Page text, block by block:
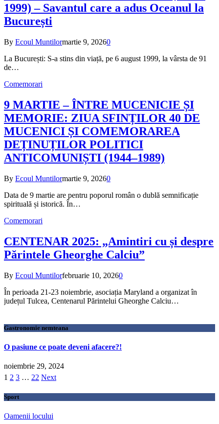
1999) – Savantul care a adus Oceanul la
București
By Ecoul Muntilormartie 9, 20260
La București: S-a stins din viață, pe 6 august 1999, la vârsta de 91
de…
Comemorari
9 MARTIE – ÎNTRE MUCENICIE ȘI
MEMORIE: ZIUA SFINȚILOR 40 DE
MUCENICI ȘI COMEMORAREA
DEȚINUȚILOR POLITICI
ANTICOMUNIȘTI (1944–1989)
By Ecoul Muntilormartie 9, 20260
Data de 9 martie are pentru poporul român o dublă semnificație
spirituală și istorică. În…
Comemorari
CENTENAR 2025: „Amintiri cu și despre
Părintele Gheorghe Calciu”
By Ecoul Muntilorfebruarie 10, 20260
În perioada 21-23 noiembrie, asociația Maryland a organizat în
județul Tulcea, Centenarul Părintelui Gheorghe Calciu…
Gastronomie nemteana
O pasiune ce poate deveni afacere?!
noiembrie 29, 2024
1 2 3 … 22 Next
Sport
Oamenii locului